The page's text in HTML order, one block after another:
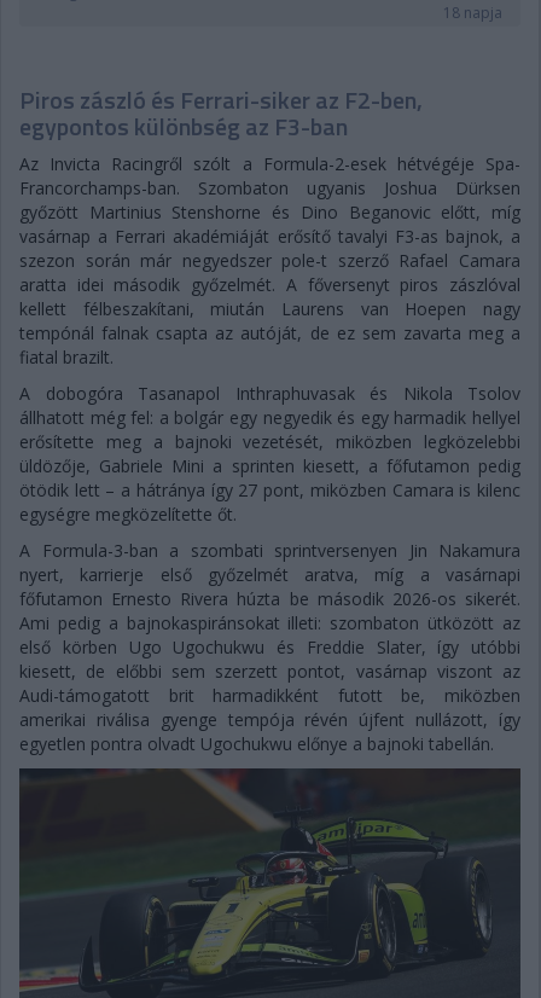
18 napja
Piros zászló és Ferrari-siker az F2-ben,
egypontos különbség az F3-ban
Az Invicta Racingről szólt a Formula-2-esek hétvégéje Spa-
Francorchamps-ban. Szombaton ugyanis Joshua Dürksen
győzött Martinius Stenshorne és Dino Beganovic előtt, míg
vasárnap a Ferrari akadémiáját erősítő tavalyi F3-as bajnok, a
szezon során már negyedszer pole-t szerző Rafael Camara
aratta idei második győzelmét. A főversenyt piros zászlóval
kellett félbeszakítani, miután Laurens van Hoepen nagy
tempónál falnak csapta az autóját, de ez sem zavarta meg a
fiatal brazilt.
A dobogóra Tasanapol Inthraphuvasak és Nikola Tsolov
állhatott még fel: a bolgár egy negyedik és egy harmadik hellyel
erősítette meg a bajnoki vezetését, miközben legközelebbi
üldözője, Gabriele Mini a sprinten kiesett, a főfutamon pedig
ötödik lett – a hátránya így 27 pont, miközben Camara is kilenc
egységre megközelítette őt.
A Formula-3-ban a szombati sprintversenyen Jin Nakamura
nyert, karrierje első győzelmét aratva, míg a vasárnapi
főfutamon Ernesto Rivera húzta be második 2026-os sikerét.
Ami pedig a bajnokaspiránsokat illeti: szombaton ütközött az
első körben Ugo Ugochukwu és Freddie Slater, így utóbbi
kiesett, de előbbi sem szerzett pontot, vasárnap viszont az
Audi-támogatott brit harmadikként futott be, miközben
amerikai riválisa gyenge tempója révén újfent nullázott, így
egyetlen pontra olvadt Ugochukwu előnye a bajnoki tabellán.